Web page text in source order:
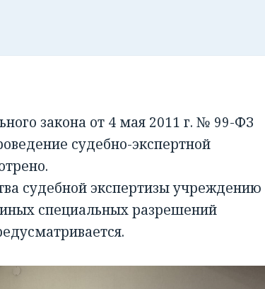
закона от 4 мая 2011 г. № 99-ФЗ
судебно-экспертной
судебной экспертизы учреждению
специальных разрешений